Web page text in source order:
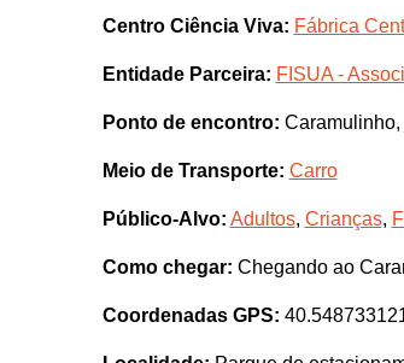
Centro Ciência Viva: Fábrica
Entidade Parceira: FISUA -
Ponto de encontro:
Meio de Transporte: Carro
Público-Alvo: Adultos, Crianças,
Como chegar: Chegando ao
Coordenadas GPS: